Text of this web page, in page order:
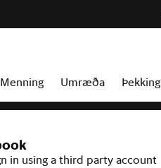
Menning Umræða Þekking
in using a third party account